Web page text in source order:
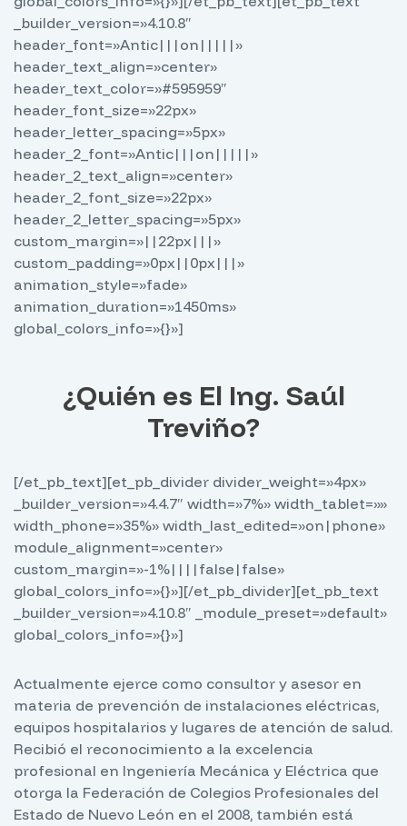
_builder_version=»4.10.8″
header_font=»Antic|||on|||||»
header_text_align=»center»
header_text_color=»#595959″
header_font_size=»22px»
header_letter_spacing=»5px»
header_2_font=»Antic|||on|||||»
header_2_text_align=»center»
header_2_font_size=»22px»
header_2_letter_spacing=»5px»
custom_margin=»||22px|||»
custom_padding=»0px||0px|||»
animation_style=»fade»
animation_duration=»1450ms»
global_colors_info=»{}»]
¿Quién es El Ing. Saúl
Treviño?
[/et_pb_text][et_pb_divider divider_weight=»4px»
_builder_version=»4.4.7″ width=»7%» width_tablet=»»
width_phone=»35%» width_last_edited=»on|phone»
module_alignment=»center»
custom_margin=»-1%||||false|false»
global_colors_info=»{}»][/et_pb_divider][et_pb_text
_builder_version=»4.10.8″ _module_preset=»default»
global_colors_info=»{}»]
Actualmente ejerce como consultor y asesor en
materia de prevención de instalaciones eléctricas,
equipos hospitalarios y lugares de atención de salud.
Recibió el reconocimiento a la excelencia
profesional en Ingeniería Mecánica y Eléctrica que
otorga la Federación de Colegios Profesionales del
Estado de Nuevo León en el 2008, también está